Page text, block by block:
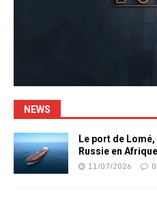
NEWS
Le port de
Russie en
11/07/2026